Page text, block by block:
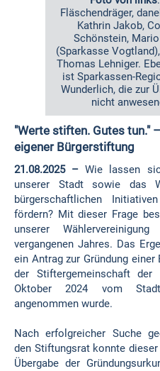
Fläschendräger,
Kathrin Jakob,
Schönstein,
(Sparkasse
Thomas Lehniger.
ist Sparkassen-
Wunderlich, die zur
nicht
"Werte stiften. Gutes tun."
eigener Bürgerstiftung
21.08.2025 –Wie lassen
unserer Stadt sowie das
bürgerschaftlichen
fördern? Mit dieser Frage
unserer
vergangenen Jahres. Das
ein Antrag zur Gründung
der Stiftergemeinschaft
Oktober 2024 vom
angenommen wurde.
Nach erfolgreicher Suche
den Stiftungsrat konnte
Übergabe der